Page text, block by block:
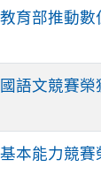
育部推動
語文競賽
本能力競